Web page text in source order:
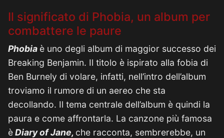
Il significato di Phobia, un album per
combattere le paure
Phobia è uno degli album di maggior successo dei
Breaking Benjamin. Il titolo è ispirato alla fobia di
Ben Burnely di volare, infatti, nell’intro dell’album
troviamo il rumore di un aereo che sta
decollando. Il tema centrale dell’album è quindi la
paura e come affrontarla. La canzone più famosa
èDiary of Jane, che racconta, sembrerebbe, un